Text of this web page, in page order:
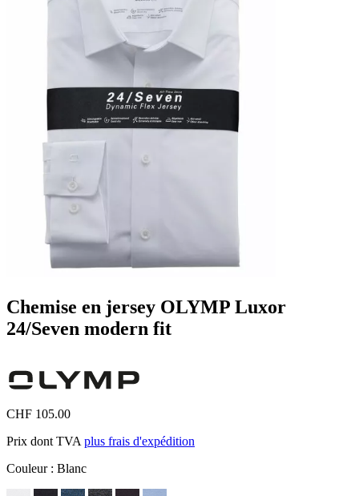
Chemise en jersey OLYMP Luxor
24/Seven modern fit
CHF 105.00
Prix dont TVA plus frais d'expédition
Couleur : Blanc